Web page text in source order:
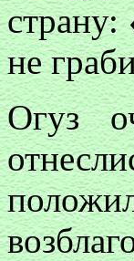
страну:
не
Огуз